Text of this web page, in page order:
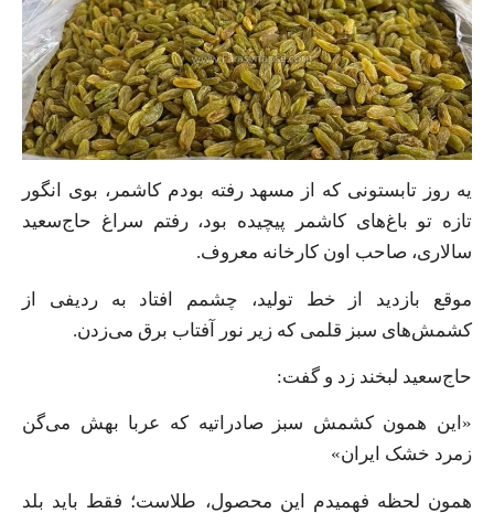
یه روز تابستونی که از مسهد رفته بودم کاشمر، بوی انگور
تازه تو باغ‌های کاشمر پیچیده بود، رفتم سراغ حاج‌سعید
سالاری، صاحب اون کارخانه معروف.
موقع بازدید از خط تولید، چشمم افتاد به ردیفی از
کشمش‌های سبز قلمی که زیر نور آفتاب برق می‌زدن.
حاج‌سعید لبخند زد و گفت:
«این همون کشمش سبز صادراتیه که عربا بهش می‌گن
زمرد خشک ایران»
همون لحظه فهمیدم این محصول، طلاست؛ فقط باید بلد